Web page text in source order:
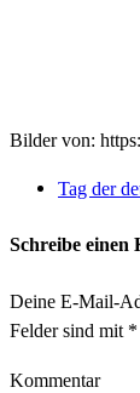
Bilder von:
Tag der
Schreibe einen
Deine E-Mail-
Felder sind mit *
Kommentar